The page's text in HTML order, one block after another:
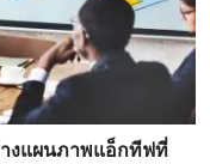
างแผนภาพแอ็กทีฟที่